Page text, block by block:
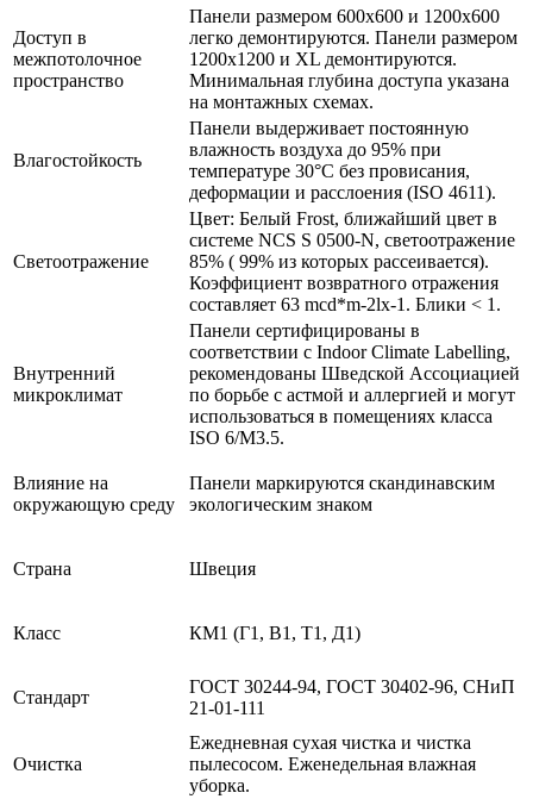
Доступ в
межпотолочное
пространство
Панели размером 600x600 и 1200x600
легко демонтируются. Панели размером
1200x1200 и XL демонтируются.
Минимальная глубина доступа указана
на монтажных схемах.
Влагостойкость
Панели выдерживает постоянную
влажность воздуха до 95% при
температуре 30°C без провисания,
деформации и расслоения (ISO 4611).
Светоотражение
Цвет: Белый Frost, ближайший цвет в
системе NCS S 0500-N, светоотражение
85% ( 99% из которых рассеивается).
Коэффициент возвратного отражения
составляет 63 mcd*m-2lx-1. Блики < 1.
Внутренний
микроклимат
Панели сертифицированы в
соответствии с Indoor Climate Labelling,
рекомендованы Шведской Ассоциацией
по борьбе с астмой и аллергией и могут
использоваться в помещениях класса
ISO 6/M3.5.
Влияние на
окружающую среду
Панели маркируются скандинавским
экологическим знаком
Страна Швеция
Класс КМ1 (Г1, В1, Т1, Д1)
Стандарт
ГОСТ 30244-94, ГОСТ 30402-96, СНиП
21-01-111
Очистка
Ежедневная сухая чистка и чистка
пылесосом. Еженедельная влажная
уборка.